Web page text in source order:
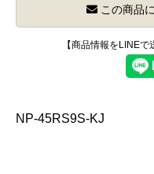
この商品
【商品情報をLINE
NP-45RS9S-KJ